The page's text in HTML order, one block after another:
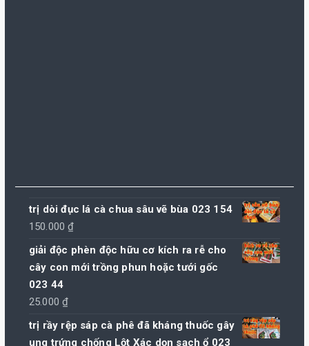
trị dòi đục lá cà chua sâu vẽ bùa 023 154
150.000₫
giải độc phèn độc hữu cơ kích ra rễ cho
cây con mới trồng phun hoặc tưới gốc
023 44
25.000₫
trị rầy rệp sáp cà phê đã kháng thuốc gây
ung trứng chống Lột Xác dọn sạch ổ 023